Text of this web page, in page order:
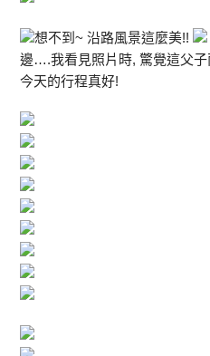
想不到~ 沿路風景這麼美!!
邊….我看見照片時, 驚覺這父子
今天的行程真好!